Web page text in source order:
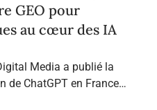
GEO pour
au cœur des IA
Media a publié la
de ChatGPT en France